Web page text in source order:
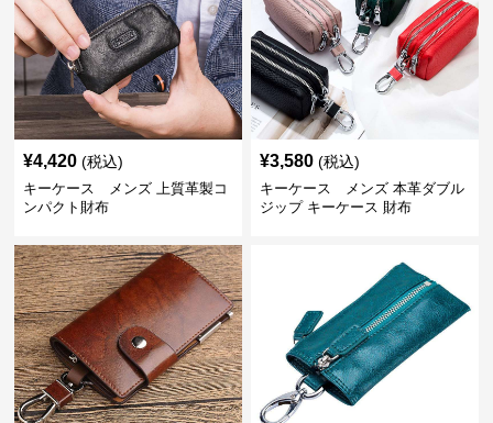
¥4,420 (税込)
キーケース メンズ 上質革製コ
ンパクト財布
¥3,580 (税込)
キーケース メンズ 本革ダブル
ジップ キーケース 財布